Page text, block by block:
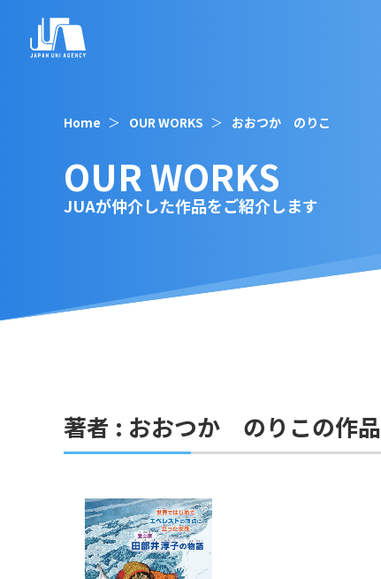
Home OUR WORKS おおつか のりこ
OUR WORKS
JUAが仲介した作品をご紹介します
著者 : おおつか のりこの作品